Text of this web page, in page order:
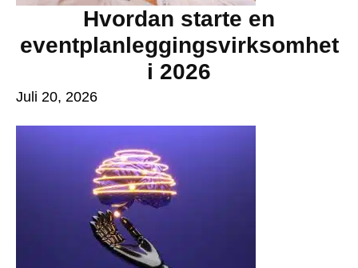
Hvordan starte en
eventplanleggingsvirksomhet
i 2026
Juli 20, 2026